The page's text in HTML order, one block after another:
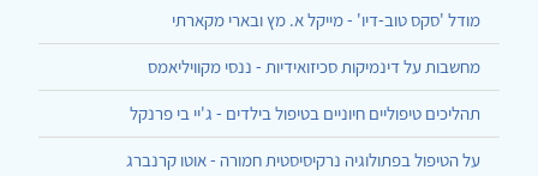
מודל 'סקס טוב-דיו' - מייקל א. מץ ובארי מקארתי
מחשבות על דינמיקות סכיזואידיות - ננסי מקוויליאמס
תהליכים טיפוליים חיוניים בטיפול בילדים - ג'יי בי פרנקל
על הטיפול בפתולוגיה נרקיסיסטית חמורה - אוטו קרנברג